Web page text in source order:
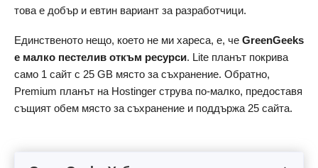
това е добър и евтин вариант за разработчици.
Единственото нещо, което не ми хареса, е, че GreenGeeks
е малко пестелив откъм ресурси. Lite планът покрива
само 1 сайт с 25 GB място за съхранение. Обратно,
Premium планът на Hostinger струва по-малко, предоставя
същият обем място за съхранение и поддържа 25 сайта.